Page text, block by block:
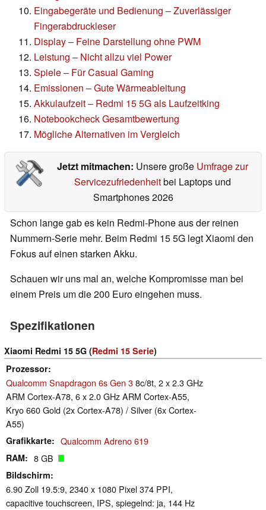
Eingabegeräte und Bedienung – Zuverlässiger
Fingerabdruckleser
Display – Feine Darstellung ohne PWM
Leistung – Nicht allzu viel Power
Spiele – Für Casual Gaming
Emissionen – Gute Wärmeableitung
Akkulaufzeit – Redmi 15 5G als Laufzeitking
Notebookcheck Gesamtbewertung
Mögliche Alternativen im Vergleich
Jetzt mitmachen: Unsere große Umfrage zur
Servicezufriedenheitbei Laptops und
Smartphones 2026
Schon lange gab es kein Redmi-Phone aus der reinen
Nummern-Serie mehr. Beim Redmi 15 5G legt Xiaomi den
Fokus auf einen starken Akku.
Schauen wir uns mal an, welche Kompromisse man bei
einem Preis um die 200 Euro eingehen muss.
Spezifikationen
Xiaomi Redmi 15 5G (Redmi 15 Serie)
Prozessor
Qualcomm Snapdragon 6s Gen 38c/8t, 2 x 2.3 GHz
ARM Cortex-A78, 6 x 2.0 GHz ARM Cortex-A55,
Kryo 660 Gold (2x Cortex-A78) / Silver (6x Cortex-
A55)
Grafikkarte Qualcomm Adreno 619
RAM 8 GB
Bildschirm
6.90 Zoll 19.5:9, 2340 x 1080 Pixel 374 PPI,
capacitive touchscreen, IPS, spiegelnd: ja, 144 Hz